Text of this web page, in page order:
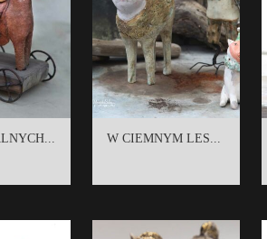
W CIEMNYM LES...